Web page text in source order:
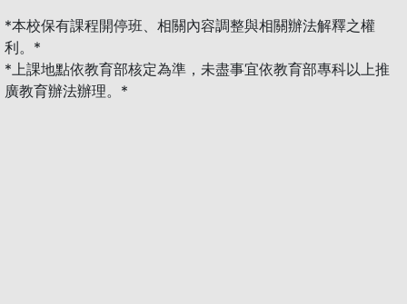
*本校保有課程開停班、相關內容調整與相關辦法解釋之權
利。*
*上課地點依教育部核定為準，未盡事宜依教育部專科以上推
廣教育辦法辦理。*